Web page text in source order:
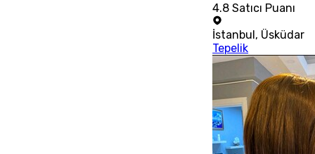
4.8 Satıcı Puanı
İstanbul, Üsküdar
Tepelik